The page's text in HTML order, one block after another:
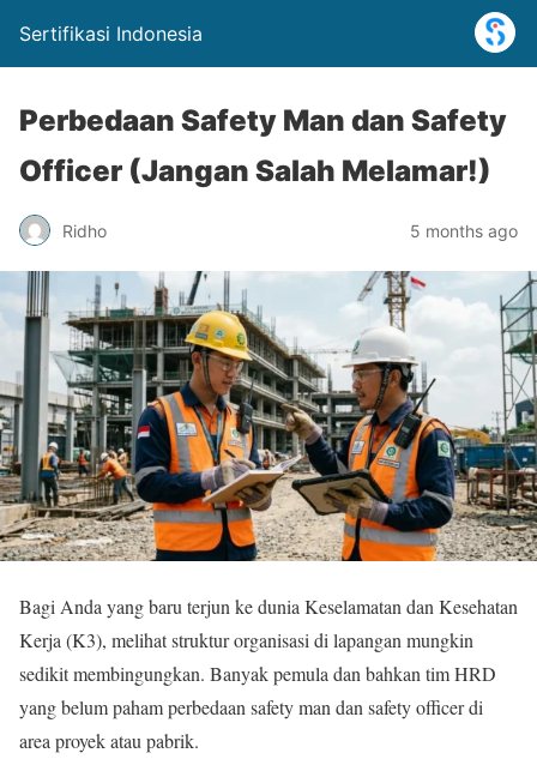
Sertifikasi Indonesia
Perbedaan Safety Man dan Safety
Officer (Jangan Salah Melamar!)
Ridho 5 months ago
Bagi Anda yang baru terjun ke dunia Keselamatan dan Kesehatan
Kerja (K3), melihat struktur organisasi di lapangan mungkin
sedikit membingungkan. Banyak pemula dan bahkan tim HRD
yang belum paham perbedaan safety man dan safety officer di
area proyek atau pabrik.